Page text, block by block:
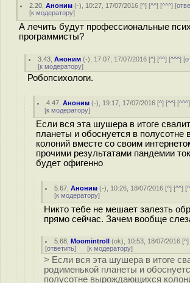
2.20 ,Аноним (-), 10:27, 17/07/2016 [^] [^^] [^^^] [
[к модератору]
А лечить будут профессиональные
программисты?
3.43 ,Аноним (-), 17:07, 17/07/2016 [^] [^^] [^^^] [
[к модератору]
Робопсихологи.
4.47 ,Аноним (-), 19:17, 17/07/2016 [^] [^^] [^^^
[к модератору]
Если вся эта шушера в итоге
планеты и обоснуется в
колоний вместе со своим
прочими результатами пандемии
будет офигенно
5.67 ,Аноним (-), 10:26, 18/07/2016 [^] [^^] [
[к модератору]
Никто тебе не мешает залезть
прямо сейчас. Зачем вообще
5.68 ,Moomintroll (ok), 10:53, 18/07/2016 [^]
[ответить] [к модератору]
> Если вся эта шушера в итоге
родименькой планеты и
полусотне вырождающихся